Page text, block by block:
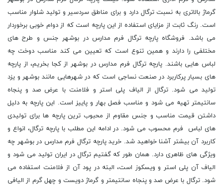
گرماژ بالاتری به نسبت ترگال دارد و برای مناطق سردسیر و تولید شلوار مناسب
است. رنگ ثابت از مزایای استفاده از این پارچه است که از دوام خوبی برخوردار
می باشد. فروشگاه پارچه ترگال فرم مدارس در بوشهر جنس و طرح های
مختلفی را دارند و همین تنوع است که تعیین می کند مناسب دوخت چه
لباس هایی باشند. پارچه ترگال فرم مدارس در بوشهر از کجا بخریم، از پارچه
های بسیار پرکاربرد در صنعت نساجی است که در شهرهایی مانند بوشهر و یزد
تولید می شود. ترگال از الیاف پلی استر و فلامنت با عرض صد و پنجاه
سانتیمتر تهیه می شود و مناسب فصل بهار و پاییز است. این پارچه به دلیل
داشتن قیمت مناسب و جنس مقاوم از محبوب ترین پارچه ها برای تولیدی
های لباس فرم محسوب می شود. در ادامه این مطلب با پارچه ترگال، انواع و
کاربرد آن بیشتر آشنا خواهید شد. خرید پارچه ترگال فرم مدارس در بوشهر چه
ویژگی های ظاهری دارد. همان طور که گفتیم ترگال در ایران تولید می شود و
الیاف آن پلی استر و ویسکوز است، البته در پود آن از فلامنت استفاده می
شود. ترگال با عرض صد و پنجاه سانتیمتر و گرماژ دویست و چهل گرم از الیافی